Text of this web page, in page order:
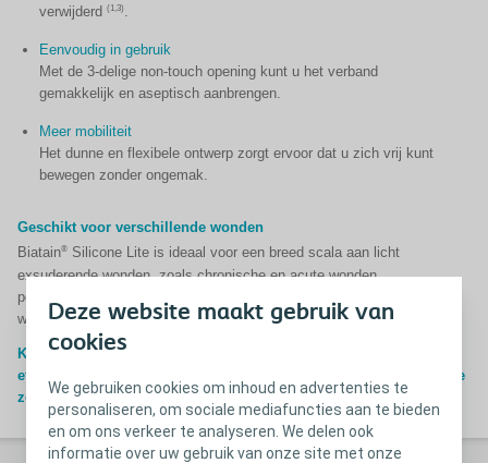
Deze website maakt gebruik van
cookies
We gebruiken cookies om inhoud en advertenties te
personaliseren, om sociale mediafuncties aan te bieden
en om ons verkeer te analyseren. We delen ook
informatie over uw gebruik van onze site met onze
verwijderd (1,3) .
Eenvoudig in gebruik
Met de 3-delige non-touch opening kunt u het verband
gemakkelijk en aseptisch aanbrengen.
Meer mobiliteit
Het dunne en flexibele ontwerp zorgt ervoor dat u zich vrij kunt
bewegen zonder ongemak.
Geschikt voor verschillende wonden
Biatain® Silicone Lite is ideaal voor een breed scala aan licht
exsuderende wonden, zoals chronische en acute wonden,
postoperatieve wonden, en traumatische wonden. Het kan gebruikt
worden met compressietherapie en mag tot7 dagenblijven zitten.
Kies voor Biatain
effectiviteit van dit innovatieve verband. Uw huid verdient de beste
zorg!